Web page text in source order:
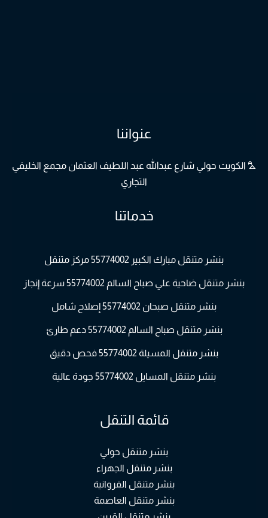
عنواننا
⛍ الكويت حولي شارع عبدالله عبد اللطيف العثمان مجمع الخليفي
التجاري
خدماتنا
بنشر متنقل مبارك الكبير 55774002 مركز متنقل
بنشر متنقل ضاحية علي صباح السالم 55774002 سرعة إنجاز
بنشر متنقل صبحان 55774002 إصلاح شامل
بنشر متنقل صباح السالم 55774002 دعم طارئ
بنشر متنقل المسيلة 55774002 فحص دقيق
بنشر متنقل المسايل 55774002 جودة عالية
قائمة التنقل
بنشر متنقل حولي
بنشر متنقل الجهراء
بنشر متنقل الفروانية
بنشر متنقل العاصمة